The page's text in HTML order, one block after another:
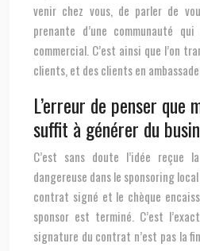
venir chez vous, de parler de
prenante d’une communauté
commercial. C’est ainsi que l’on
clients, et des clients en
L’erreur de penser que
suffit à générer du
C’est sans doute l’idée
dangereuse dans le sponsoring
contrat signé et le chèque
sponsor est terminé. C’est
signature du contrat n’est pas la